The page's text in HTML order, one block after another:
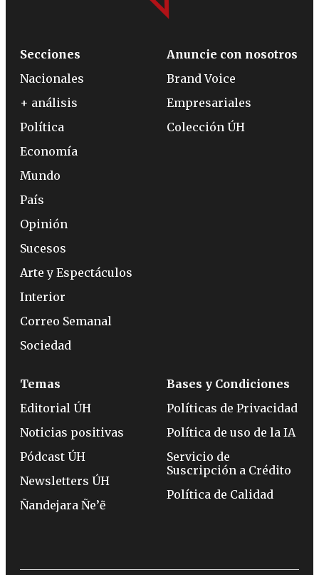
Secciones
Nacionales
+ análisis
Política
Economía
Mundo
País
Opinión
Sucesos
Arte y Espectáculos
Interior
Correo Semanal
Sociedad
Anuncie con nosotros
Brand Voice
Empresariales
Colección ÚH
Temas
Editorial ÚH
Noticias positivas
Pódcast ÚH
Newsletters ÚH
Ñandejara Ñe’ẽ
Bases y Condiciones
Políticas de Privacidad
Política de uso de la IA
Servicio de
Suscripción a Crédito
Política de Calidad